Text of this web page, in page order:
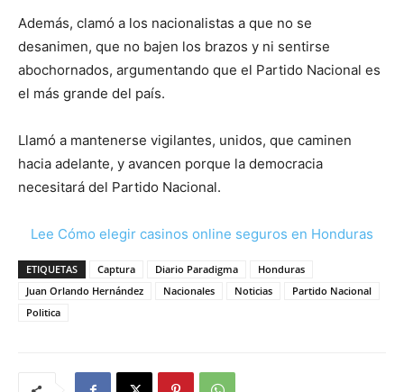
Además, clamó a los nacionalistas a que no se
desanimen, que no bajen los brazos y ni sentirse
abochornados, argumentando que el Partido Nacional es
el más grande del país.
Llamó a mantenerse vigilantes, unidos, que caminen
hacia adelante, y avancen porque la democracia
necesitará del Partido Nacional.
Lee Cómo elegir casinos online seguros en Honduras
ETIQUETAS Captura Diario Paradigma
Honduras
Juan Orlando Hernández
Nacionales Noticias
Partido Nacional
Politica